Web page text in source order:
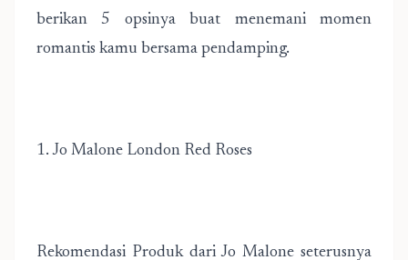
berikan 5 opsinya buat menemani momen
romantis kamu bersama pendamping.
1. Jo Malone London Red Roses
Rekomendasi Produkdari Jo Malone seterusnya